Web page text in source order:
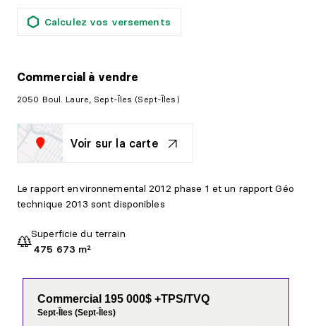
Calculez vos versements
Commercial à vendre
2050 Boul. Laure, Sept-Îles (Sept-Îles)
Voir sur la carte
Le rapport environnemental 2012 phase 1 et un rapport Géo
technique 2013 sont disponibles
Superficie du terrain
475 673 m²
Commercial 195 000$ +TPS/TVQ
Sept-Îles (Sept-Îles)